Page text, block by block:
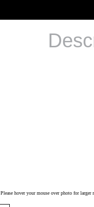
Please hover your mouse over photo for larger